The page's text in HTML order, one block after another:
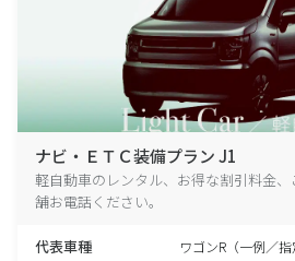
ナビ・ＥＴＣ装備プラン J1
軽自動車のレンタル、お得な割引料金
舗お電話ください。
代表車種 ワゴンR（一例／指